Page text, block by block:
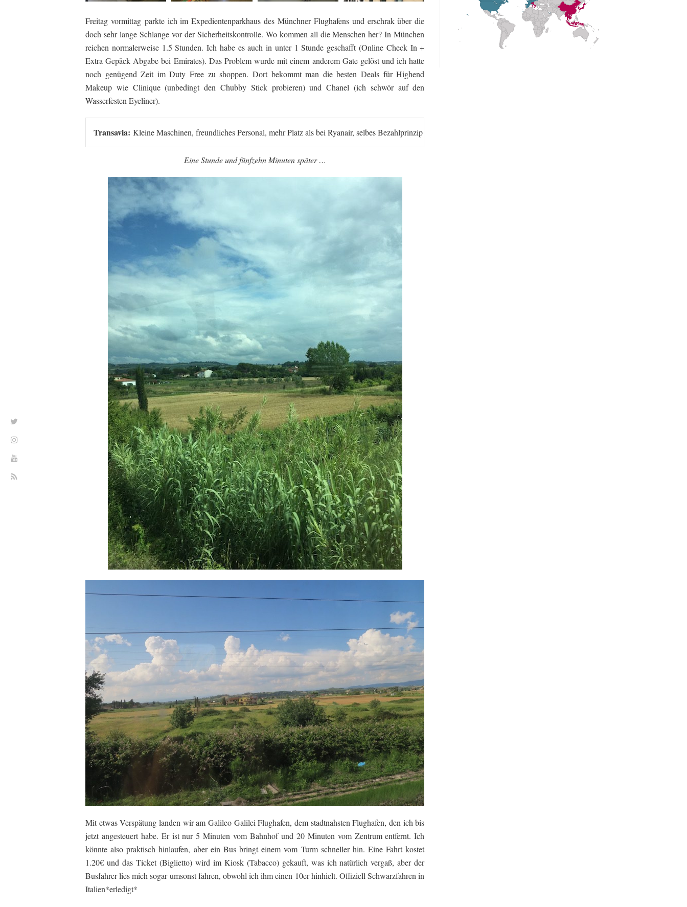
Freitag vormittagparkte ich im Expedientenparkhaus des Münchner Flughafens und erschrak über die
doch sehr lange Schlange vor der Sicherheitskontrolle. Wo kommen all die Menschen her? In München
reichen normalerweise 1.5 Stunden. Ich habe es auch in unter 1 Stunde geschafft (Online Check In +
Extra Gepäck Abgabe bei Emirates). Das Problem wurde mit einem anderem Gate gelöst und ich hatte
noch genügend Zeit im Duty Free zu shoppen. Dort bekommt man die besten Deals für Highend
Makeup wie Clinique (unbedingt den Chubby Stick probieren) und Chanel (ich schwör auf den
Wasserfesten Eyeliner).
Transavia: Kleine Maschinen, freundliches Personal, mehr Platz als bei Ryanair, selbes Bezahlprinzip Achtet auch darauf, dass nur 1 HANDGEPÄCK mitgenommen werden darf.
Eine Stunde und fünfzehn Minuten später …
Mit etwas Verspätung landen wir am Galileo Galilei Flughafen, dem stadtnahsten Flughafen, den ich bis
jetzt angesteuert habe. Er ist nur 5 Minuten vom Bahnhof und 20 Minuten vom Zentrum entfernt. Ich
könnte also praktisch hinlaufen, aber ein Bus bringt einem vom Turm schneller hin. Eine Fahrt kostet
1.20€ und das Ticket (Biglietto) wird im Kiosk (Tabacco) gekauft, was ich natürlich vergaß, aber der
Busfahrer lies mich sogar umsonst fahren, obwohl ich ihm einen 10er hinhielt. Offiziell Schwarzfahren in
Italien*erledigt*